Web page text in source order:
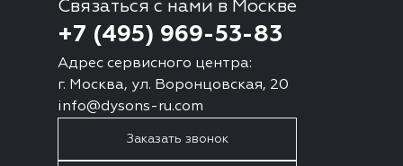
Связаться с нами в Москве
+7 (495) 969-53-83
Адрес сервисного центра:
г. Москва, ул. Воронцовская, 20
info@dysons-ru.com
Заказать звонок